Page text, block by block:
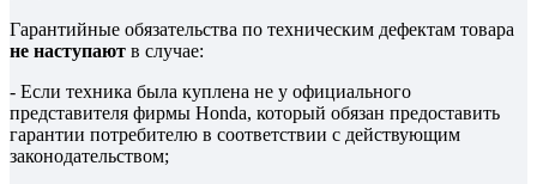
Гарантийные обязательства по техническим дефектам товара
не наступают в случае:
- Если техника была куплена не у официального
представителя фирмы Honda, который обязан предоставить
гарантии потребителю в соответствии с действующим
законодательством;